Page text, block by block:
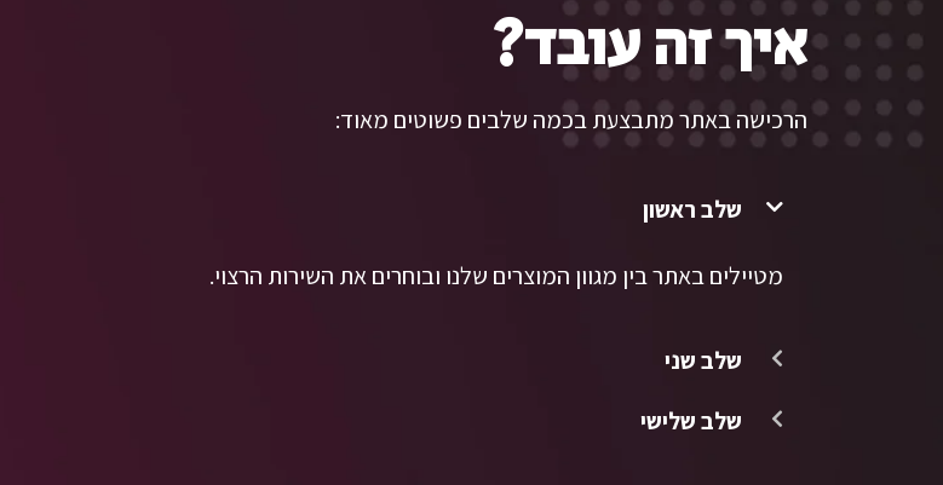
איך זה עובד?
הרכישה באתר מתבצעת בכמה שלבים פשוטים מאוד:
שלב ראשון
מטיילים באתר בין מגוון המוצרים שלנו ובוחרים את השירות הרצוי.
שלב שני
שלב שלישי